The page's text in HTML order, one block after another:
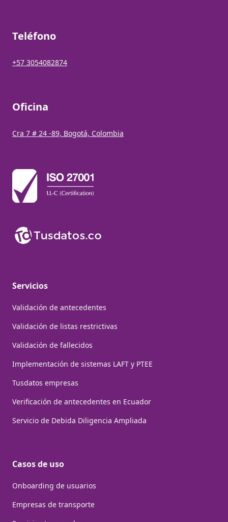
Teléfono
+57 3054082874
Oficina
Cra 7 # 24 -89, Bogotá, Colombia
Servicios
Validación de antecedentes
Validación de listas restrictivas
Validación de fallecidos
Implementación de sistemas LAFT y PTEE
Tusdatos empresas
Verificación de antecedentes en Ecuador
Servicio de Debida Diligencia Ampliada
Casos de uso
Onboarding de usuarios
Empresas de transporte